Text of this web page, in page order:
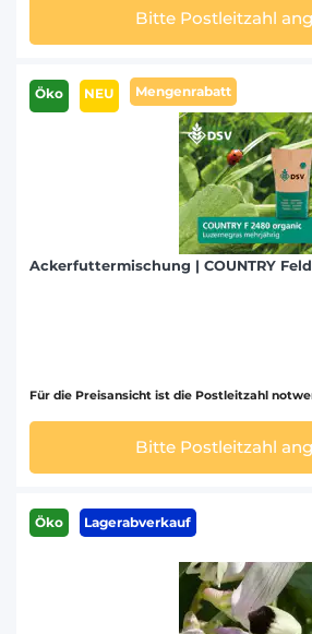
Bitte Postleitzahl
Öko NEU Mengenrabatt
Ackerfuttermischung | COUNTRY
Für die Preisansicht ist die Postleitzahl
Bitte Postleitzahl
Öko Lagerabverkauf